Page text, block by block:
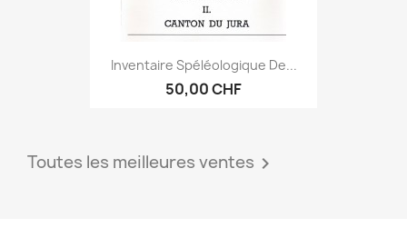
Inventaire Spéléologique De...
50,00 CHF
Toutes les meilleures ventes 